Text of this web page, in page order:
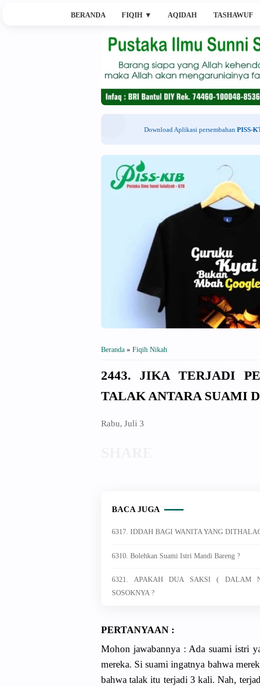
BERANDA FIQIH ▼ AQIDAH TASHAWUF
Download Aplikasi persembahan PISS-
Beranda » Fiqih Nikah
2443. JIKA TERJADI
TALAK ANTARA SUAMI
Rabu, Juli 3
BACA JUGA
6317. IDDAH BAGI WANITA YANG
6310. Bolehkan Suami Istri Mandi Bareng ?
6321. APAKAH DUA SAKSI ( DALAM
SOSOKNYA ?
PERTANYAAN :
Mohon jawabannya : Ada suami istri
mereka. Si suami ingatnya bahwa
bahwa talak itu terjadi 3 kali. Nah,